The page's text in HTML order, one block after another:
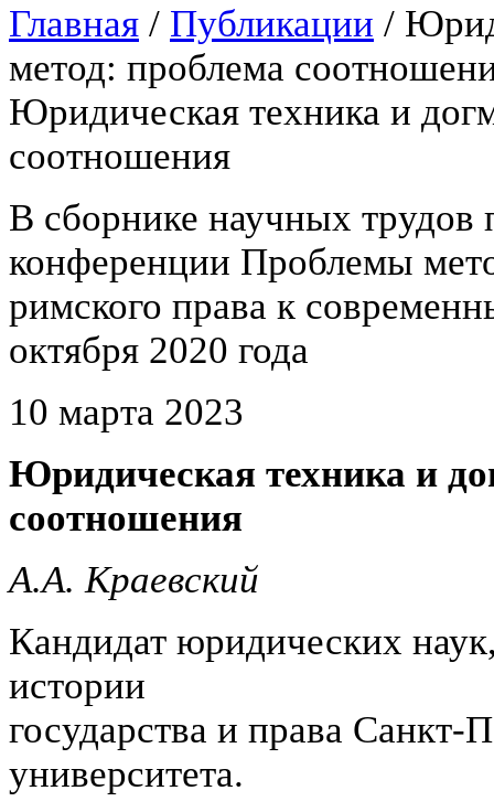
Главная / Публикации /
метод: проблема
Юридическая техника и
соотношения
В сборнике научных
конференции Проблемы
римского права к
октября 2020 года
10 марта 2023
Юридическая техника и
соотношения
А.А. Краевский
Кандидат юридических
истории
государства и права Санкт-
университета.